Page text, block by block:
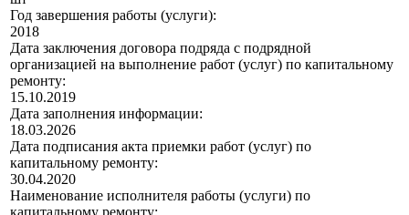
Год завершения работы (услуги):
2018
Дата заключения договора подряда с подрядной
организацией на выполнение работ (услуг) по капитальному
ремонту:
15.10.2019
Дата заполнения информации:
18.03.2026
Дата подписания акта приемки работ (услуг) по
капитальному ремонту:
30.04.2020
Наименование исполнителя работы (услуги) по